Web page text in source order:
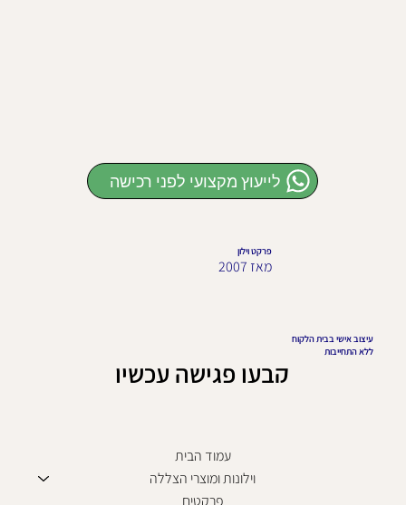
לייעוץ מקצועי לפני רכישה
פרקט וילון
מאז 2007
עיצוב אישי בבית הלקוח
ללא התחייבות
קבעו פגישה עכשיו
עמוד הבית
וילונות ומוצרי הצללה
פרקטים